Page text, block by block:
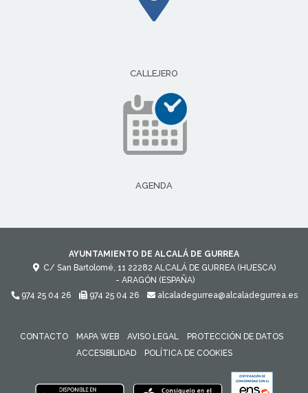
CALLEJERO
AGENDA
AYUNTAMIENTO DE ALCALÁ DE GURREA
C/ San Bartolomé, 11 22282 ALCALÁ DE GURREA (HUESCA)
- ARAGÓN (ESPAÑA)
974 25 04 26
974 25 04 26 alcaladegurrea@alcaladegurrea.es
CONTACTO MAPA WEB AVISO LEGAL
PROTECCIÓN DE DATOS
ACCESIBILIDAD
POLÍTICA DE COOKIES